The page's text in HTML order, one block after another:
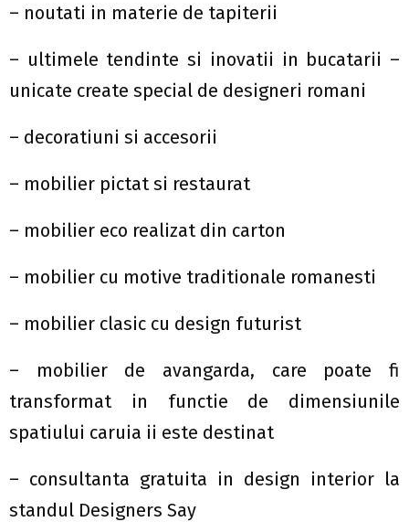
– noutati in materie de tapiterii
– ultimele tendinte si inovatii in bucatarii –
unicate create special de designeri romani
– decoratiuni si accesorii
– mobilier pictat si restaurat
– mobilier eco realizat din carton
– mobilier cu motive traditionale romanesti
– mobilier clasic cu design futurist
– mobilier de avangarda, care poate fi
transformat in functie de dimensiunile
spatiului caruia ii este destinat
– consultanta gratuita in design interior la
standul Designers Say